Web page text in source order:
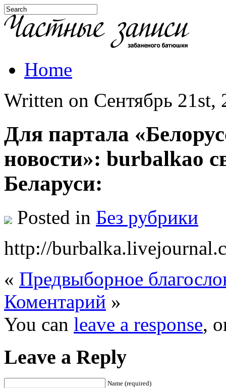
Home
Written on Сентябрь 21st,
Для партала
новости»: burbalkaо
Беларуси:
Posted in Без рубрики
http://
« Предвыборное
Коментарий »
You can leave a response,
Leave a Reply
Name (required)